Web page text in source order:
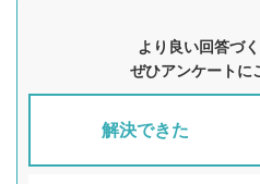
より良い回答づ
ぜひアンケートに
解決できた